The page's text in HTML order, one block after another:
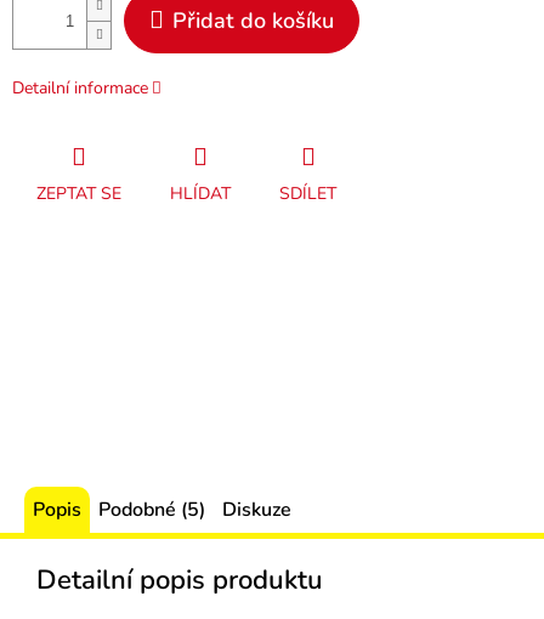
Přidat do košíku
Detailní informace
ZEPTAT SE HLÍDAT SDÍLET
Popis Podobné (5) Diskuze
Detailní popis produktu